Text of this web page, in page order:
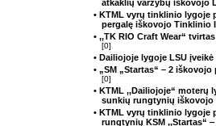
atkaklių varžybų iškovojo
• KTML vyrų tinklinio lygoje
pergalę iškovojo Tinklinio
• ,,TK RIO Craft Wear“
[0]
• Dailiojoje lygoje LSU
• „SM „Startas“ – 2
[0]
• KTML ,,Dailiojoje“ moterų
sunkių rungtynių iškovojo
• KTML vyrų tinklinio lygoje
rungtynių KSM ,,Startas“